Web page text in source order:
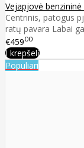
Vejapjovė benzininė
Centrinis, patogus
ratų pavara Labai
€45900
Į krepšelį
Populiari